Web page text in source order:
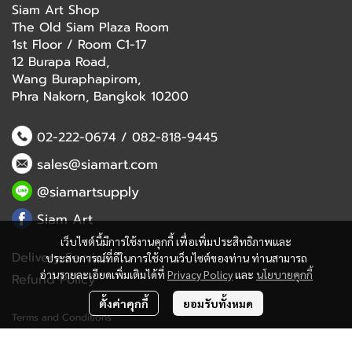
เว็บไซต์นี้มีการใช้งานคุกกี้ เพื่อเพิ่มประสิทธิภาพและ
ประสบการณ์ที่ดีในการใช้งานเว็บไซต์ของท่าน ท่านสามารถ
อ่านรายละเอียดเพิ่มเติมได้ที่ Privacy Policyและ นโยบายคุกกี้
ตั้งค่าคุกกี้ ยอมรับทั้งหมด
Siam Art Shop
The Old Siam Plaza Room
1st Floor / Room C1-17
12 Burapa Road,
Wang Buraphapirom,
Phra Nakorn, Bangkok 10200
02-222-0674/ 082-818-9445
sales@siamart.com
@siamartsupply
Siam Art
Delivery Service
Refund Policy
Terms and Conditions